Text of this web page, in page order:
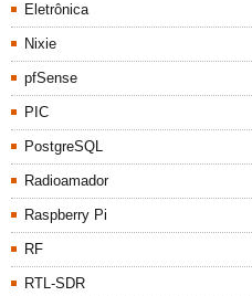
Eletrônica
Nixie
pfSense
PIC
PostgreSQL
Radioamador
Raspberry Pi
RF
RTL-SDR